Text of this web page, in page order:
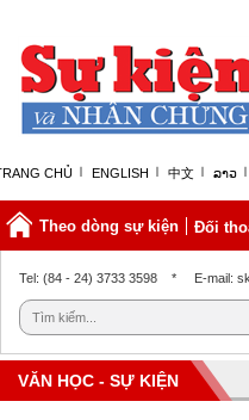
CHỦ ENGLISH 中文 ລາວ
Theo dòng sự kiện Đối
Thứ sáu, 07/08/2026 | 08:15
Tel: (84 - 24) 3733 3598 * E-mail:
VĂN HỌC - SỰ KIỆN